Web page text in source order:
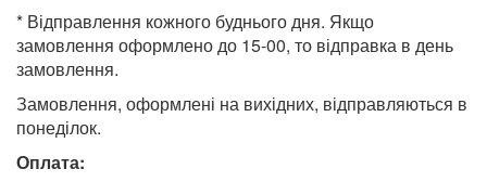
* Відправлення кожного буднього дня. Якщо
замовлення оформлено до 15-00, то відправка в день
замовлення.
Замовлення, оформлені на вихідних, відправляються в
понеділок.
Оплата: